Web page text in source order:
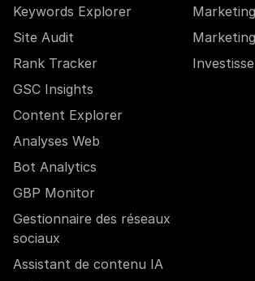
Keywords Explorer
Site Audit
Rank Tracker
GSC Insights
Content Explorer
Analyses Web
Bot Analytics
GBP Monitor
Gestionnaire des réseaux
sociaux
Assistant de contenu IA